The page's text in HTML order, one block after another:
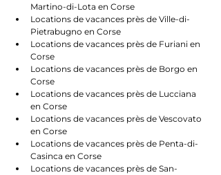
Martino-di-Lota en Corse
Locations de vacances près de Ville-di-
Pietrabugno en Corse
Locations de vacances près de Furiani en
Corse
Locations de vacances près de Borgo en
Corse
Locations de vacances près de Lucciana
en Corse
Locations de vacances près de Vescovato
en Corse
Locations de vacances près de Penta-di-
Casinca en Corse
Locations de vacances près de San-